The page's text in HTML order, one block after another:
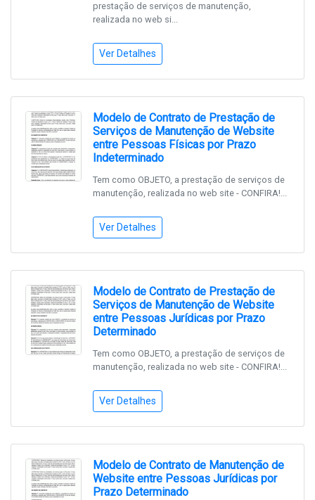
prestação de serviços de manutenção,
realizada no web si...
Ver Detalhes
Modelo de Contrato de Prestação de
Serviços de Manutenção de Website
entre Pessoas Físicas por Prazo
Indeterminado
Tem como OBJETO, a prestação de serviços de
manutenção, realizada no web site - CONFIRA!...
Ver Detalhes
Modelo de Contrato de Prestação de
Serviços de Manutenção de Website
entre Pessoas Jurídicas por Prazo
Determinado
Tem como OBJETO, a prestação de serviços de
manutenção, realizada no web site - CONFIRA!...
Ver Detalhes
Modelo de Contrato de Manutenção de
Website entre Pessoas Jurídicas por
Prazo Determinado